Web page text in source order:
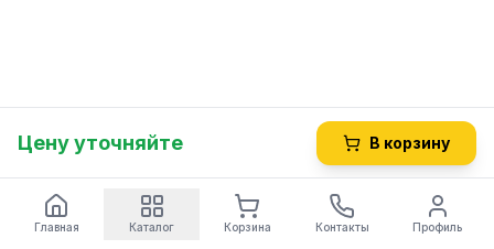
Цену уточняйте В корзину
Главная Каталог Корзина Контакты Профиль